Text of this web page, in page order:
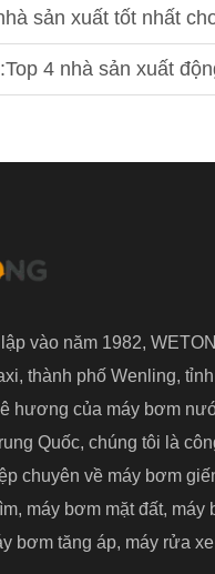
sản xuất tốt nhất
Top 4 nhà sản xuất
vào năm 1982,
thành phố Wenling, tỉnh
hương của máy bơm
Quốc, chúng tôi là
chuyên về máy bơm
máy bơm mặt đất, máy
bơm tăng áp, máy rửa